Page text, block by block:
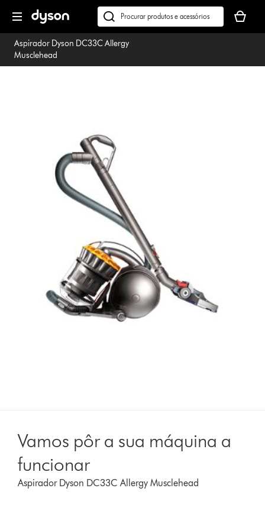
seguinte
Pesquisar
em
dyson.pt
seu
cesto
Aspirador Dyson DC33C Allergy
Musclehead
Vamos pôr a sua máquina a
funcionar
Aspirador Dyson DC33C Allergy Musclehead